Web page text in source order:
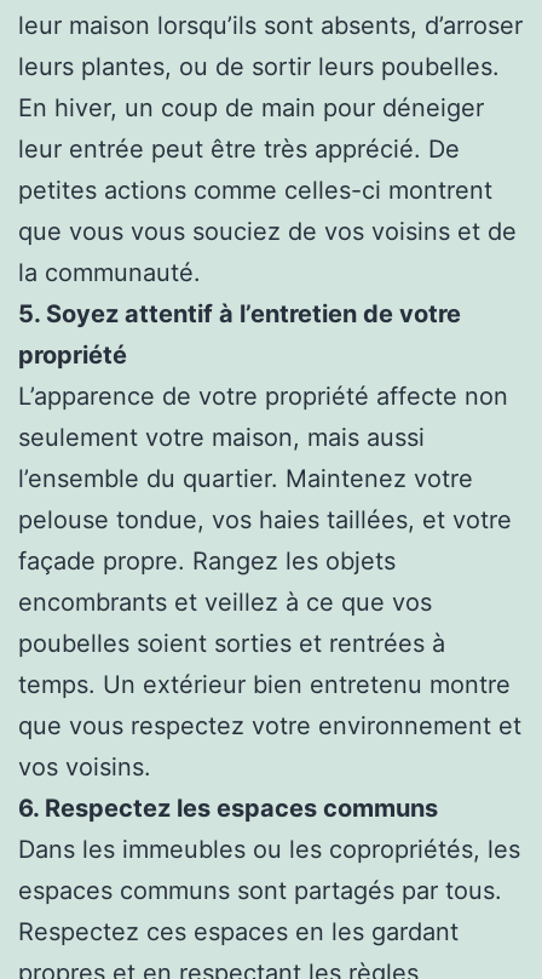
leur maison lorsqu’ils sont absents, d’arroser
leurs plantes, ou de sortir leurs poubelles.
En hiver, un coup de main pour déneiger
leur entrée peut être très apprécié. De
petites actions comme celles-ci montrent
que vous vous souciez de vos voisins et de
la communauté.
5. Soyez attentif à l’entretien de votre
propriété
L’apparence de votre propriété affecte non
seulement votre maison, mais aussi
l’ensemble du quartier. Maintenez votre
pelouse tondue, vos haies taillées, et votre
façade propre. Rangez les objets
encombrants et veillez à ce que vos
poubelles soient sorties et rentrées à
temps. Un extérieur bien entretenu montre
que vous respectez votre environnement et
vos voisins.
6. Respectez les espaces communs
Dans les immeubles ou les copropriétés, les
espaces communs sont partagés par tous.
Respectez ces espaces en les gardant
propres et en respectant les règles